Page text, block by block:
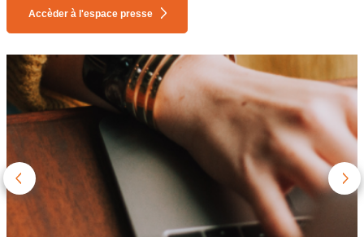
Accèder à l'espace presse